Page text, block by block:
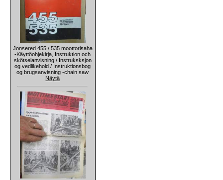
Jonsered 455 / 535 moottorisaha
-Käyttöohjekirja, Instruktion och
skötselanvisning / Instruksksjon
og vedlikehold / Instruktionsbog
og brugsanvisning -chain saw
Näytä